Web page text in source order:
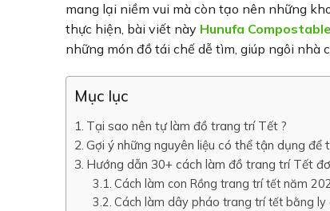
mang lại niềm vui mà còn tạo nên những
thực hiện, bài viết này Hunufa Compostable
những món đồ tái chế dễ tìm, giúp ngôi nhà
Mục lục
Tại sao nên tự làm đồ trang trí Tết ?
Gợi ý những nguyên liệu có thể tận dụng
Hướng dẫn 30+ cách làm đồ trang trí Tết
Cách làm con Rồng trang trí tết năm
Cách làm dây pháo trang trí tết bằng ly